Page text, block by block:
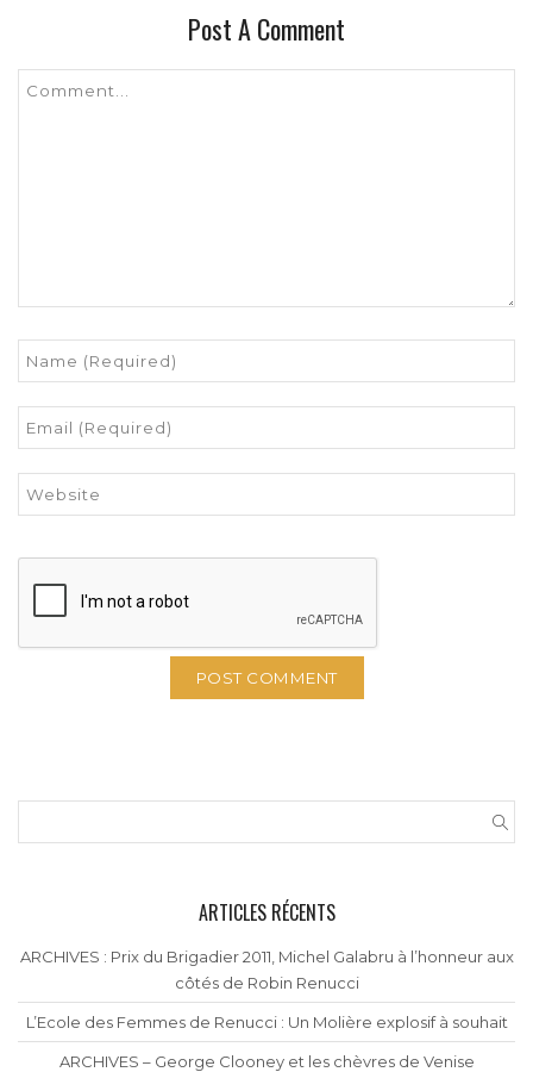
Post A Comment
ARTICLES RÉCENTS
ARCHIVES : Prix du Brigadier 2011, Michel Galabru à l’honneur aux
côtés de Robin Renucci
L’Ecole des Femmes de Renucci : Un Molière explosif à souhait
ARCHIVES – George Clooney et les chèvres de Venise